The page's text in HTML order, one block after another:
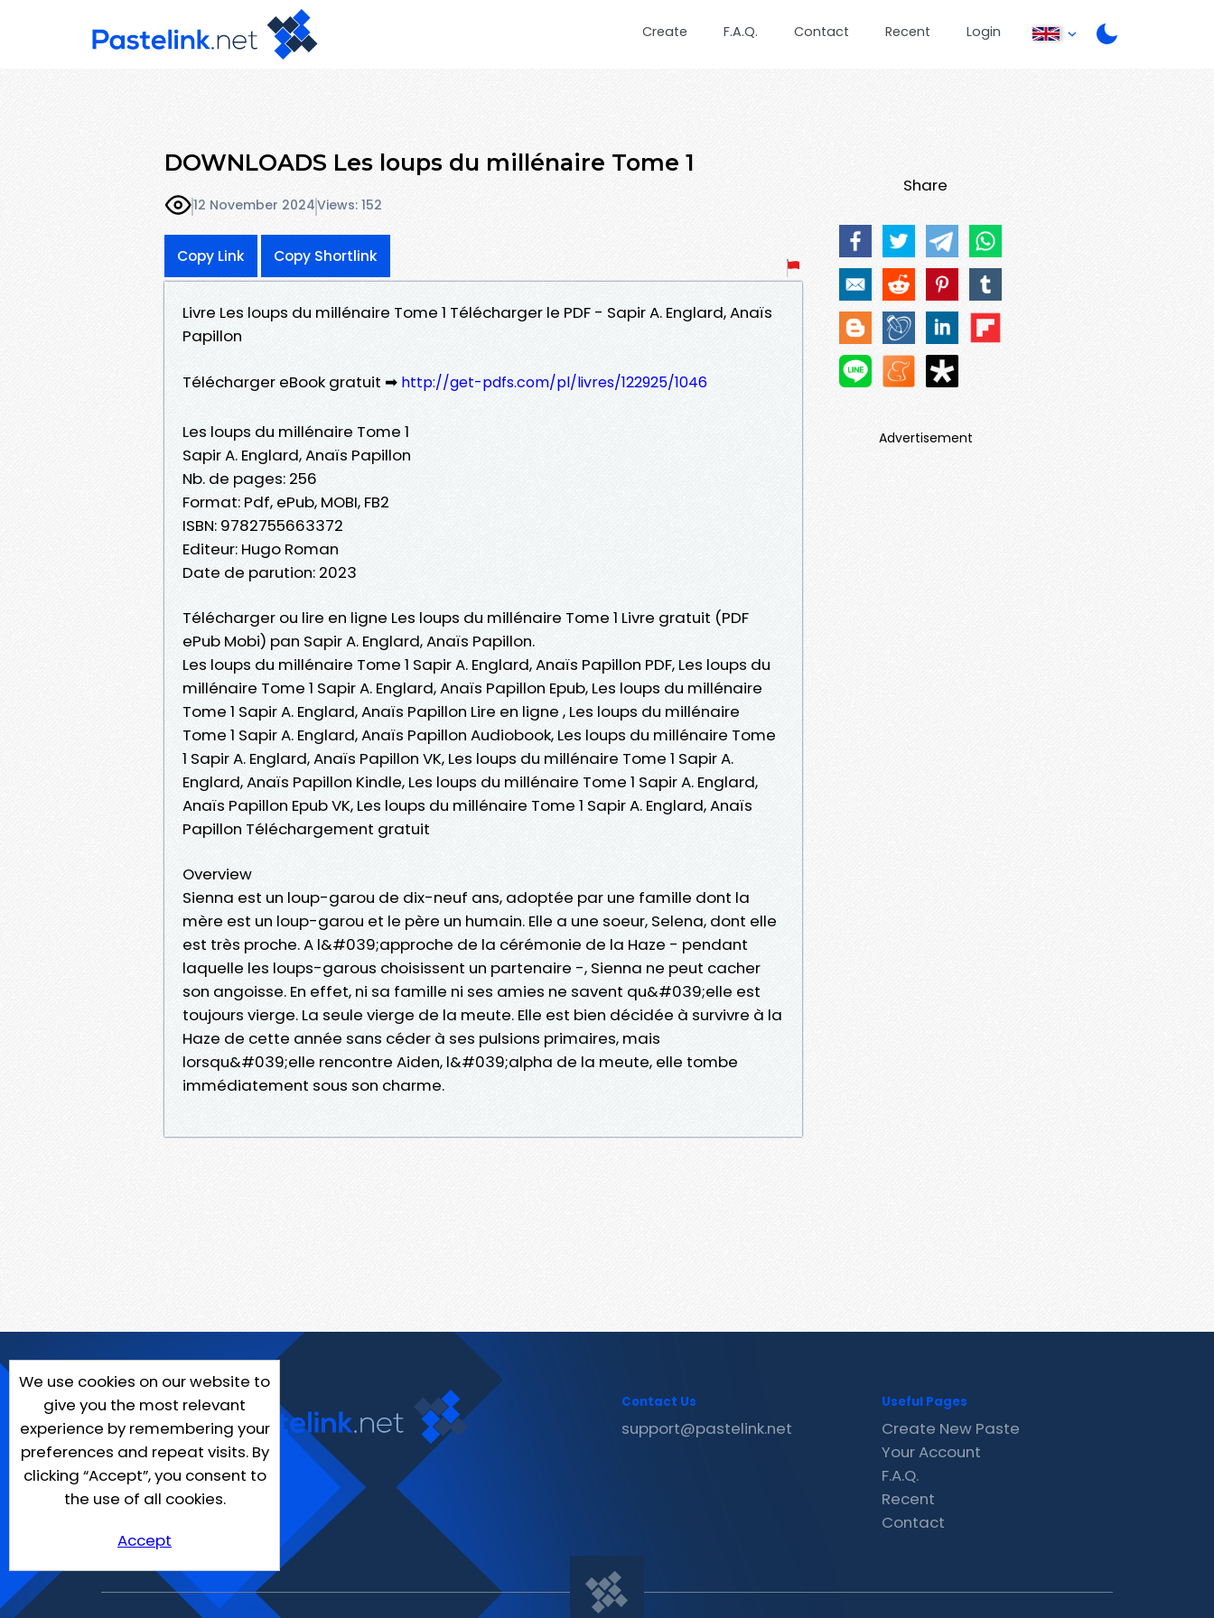
Create F.A.Q. Contact Recent Login
DOWNLOADS Les loups du millénaire Tome 1
12 November 2024Views: 152
Copy Link Copy Shortlink
Livre Les loups du millénaire Tome 1 Télécharger le PDF - Sapir A. Englard, Anaïs
Papillon
Télécharger eBook gratuit ➡ http://get-pdfs.com/pl/livres/122925/1046
Les loups du millénaire Tome 1
Sapir A. Englard, Anaïs Papillon
Nb. de pages: 256
Format: Pdf, ePub, MOBI, FB2
ISBN: 9782755663372
Editeur: Hugo Roman
Date de parution: 2023
Télécharger ou lire en ligne Les loups du millénaire Tome 1 Livre gratuit (PDF
ePub Mobi) pan Sapir A. Englard, Anaïs Papillon.
Les loups du millénaire Tome 1 Sapir A. Englard, Anaïs Papillon PDF, Les loups du
millénaire Tome 1 Sapir A. Englard, Anaïs Papillon Epub, Les loups du millénaire
Tome 1 Sapir A. Englard, Anaïs Papillon Lire en ligne , Les loups du millénaire
Tome 1 Sapir A. Englard, Anaïs Papillon Audiobook, Les loups du millénaire Tome
1 Sapir A. Englard, Anaïs Papillon VK, Les loups du millénaire Tome 1 Sapir A.
Englard, Anaïs Papillon Kindle, Les loups du millénaire Tome 1 Sapir A. Englard,
Anaïs Papillon Epub VK, Les loups du millénaire Tome 1 Sapir A. Englard, Anaïs
Papillon Téléchargement gratuit
Overview
Sienna est un loup-garou de dix-neuf ans, adoptée par une famille dont la
mère est un loup-garou et le père un humain. Elle a une soeur, Selena, dont elle
est très proche. A l&#039;approche de la cérémonie de la Haze - pendant
laquelle les loups-garous choisissent un partenaire -, Sienna ne peut cacher
son angoisse. En effet, ni sa famille ni ses amies ne savent qu&#039;elle est
toujours vierge. La seule vierge de la meute. Elle est bien décidée à survivre à la
Haze de cette année sans céder à ses pulsions primaires, mais
lorsqu&#039;elle rencontre Aiden, l&#039;alpha de la meute, elle tombe
immédiatement sous son charme.
Share
Advertisement
We use cookies on our website to
give you the most relevant
experience by remembering your
preferences and repeat visits. By
clicking “Accept”, you consent to
the use of all cookies.
Accept
Contact Us
support@pastelink.net
Useful Pages
Create New Paste
Your Account
F.A.Q.
Recent
Contact